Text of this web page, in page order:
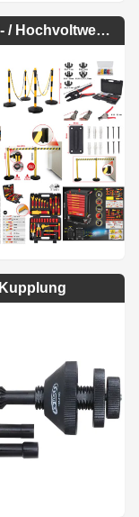
Hybrid- / Hochvoltwerkzeuge
Kupplung